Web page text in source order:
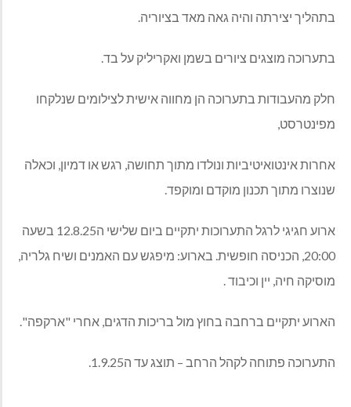
בתהליך יצירתה והיה גאה מאד בציוריה.
בתערוכה מוצגים ציורים בשמן ואקריליק על בד.
חלק מהעבודות בתערוכה הן מחווה אישית לצילומים שנלקחו
מפינטרסט,
אחרות אינטואיטיביות ונולדו מתוך תחושה, רגש או דמיון, וכאלה
שנוצרו מתוך תכנון מוקדם ומוקפד.
ארוע חגיגי לרגל התערוכות יתקיים ביום שלישי ה12.8.25 בשעה
20:00, הכניסה חופשית. בארוע: מיפגש עם האמנים ושיח גלריה,
מוסיקה חיה, יין וכיבוד .
הארוע יתקיים ברחבה בחוץ מול בריכות הדגים, אחרי "ארקפה".
התערוכה פתוחה לקהל הרחב – תוצג עד ה1.9.25.